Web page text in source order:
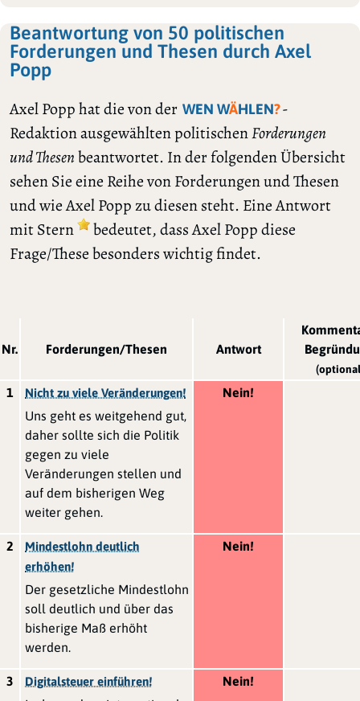
Beantwortung von 50 politischen
Forderungen und Thesen durch Axel
Popp
Axel Popp hat die von der WEN WÄHLEN?-
Redaktion ausgewählten politischenForderungen
und Thesenbeantwortet. In der folgenden Übersicht
sehen Sie eine Reihe von Forderungen und Thesen
und wie Axel Popp zu diesen steht. Eine Antwort
mit Stern
bedeutet, dass Axel Popp diese
Frage/These besonders wichtig findet.
Nr. Forderungen/Thesen Antwort
1 Nicht zu viele Veränderungen!
Uns geht es weitgehend gut,
daher sollte sich die Politik
gegen zu viele
Veränderungen stellen und
auf dem bisherigen Weg
weiter gehen.
Nein!
2
Mindestlohn deutlich
erhöhen!
Der gesetzliche Mindestlohn
soll deutlich und über das
bisherige Maß erhöht
werden.
Nein!
3 Digitalsteuer einführen! Nein!